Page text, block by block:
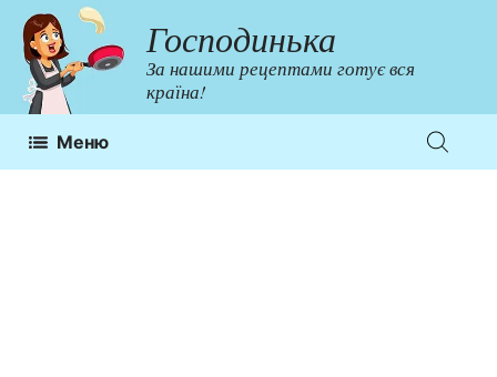
Перейти
до
контенту
Господинька
За нашими рецептами готує вся
країна!
Меню